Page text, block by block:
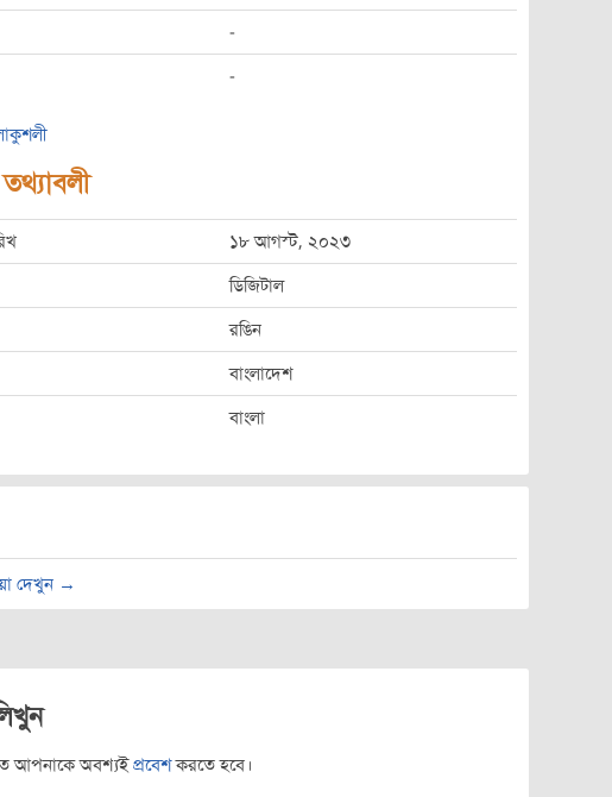
-
-
১৮ আগস্ট, ২০২৩
ডিজিটাল
রঙিন
বাংলাদেশ
বাংলা
দেখুন →
আপনাকে অবশ্যইপ্রবেশকরতে হবে।